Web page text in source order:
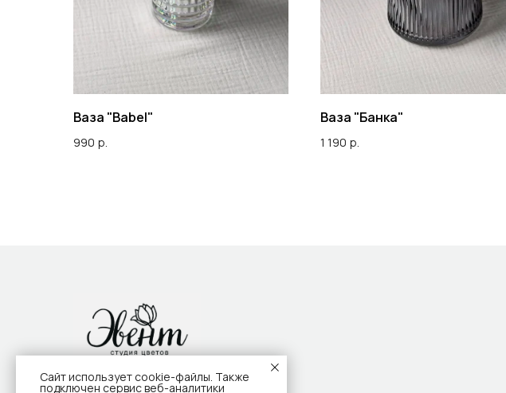
Ваза "Babel"
990 р.
Ваза "Банка"
1 190 р.
Сайт использует cookie-файлы. Также
подключен сервис веб-аналитики